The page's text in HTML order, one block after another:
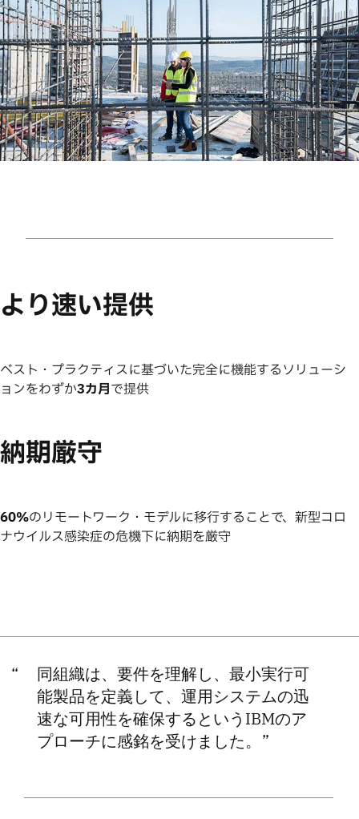
より速い提供
ベスト・プラクティスに基づいた完全に機能するソリューシ
ョンをわずか3カ月で提供
納期厳守
60%のリモートワーク・モデルに移行することで、新型コロ
ナウイルス感染症の危機下に納期を厳守
同組織は、要件を理解し、最小実行可
能製品を定義して、運用システムの迅
速な可用性を確保するというIBMのア
プローチに感銘を受けました。